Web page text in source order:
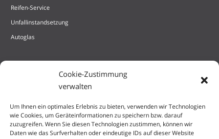
Cookie-Zustimmung
verwalten
Um Ihnen ein optimales Erlebnis zu bieten, verwenden wir Technologien
wie Cookies, um Geräteinformationen zu speichern bzw. darauf
zuzugreifen. Wenn Sie diesen Technologien zustimmen, können wir
Daten wie das Surfverhalten oder eindeutige IDs auf dieser Website
Reifen-Service
Unfallinstandsetzung
Autoglas
Über uns
Datenschutzerklärung